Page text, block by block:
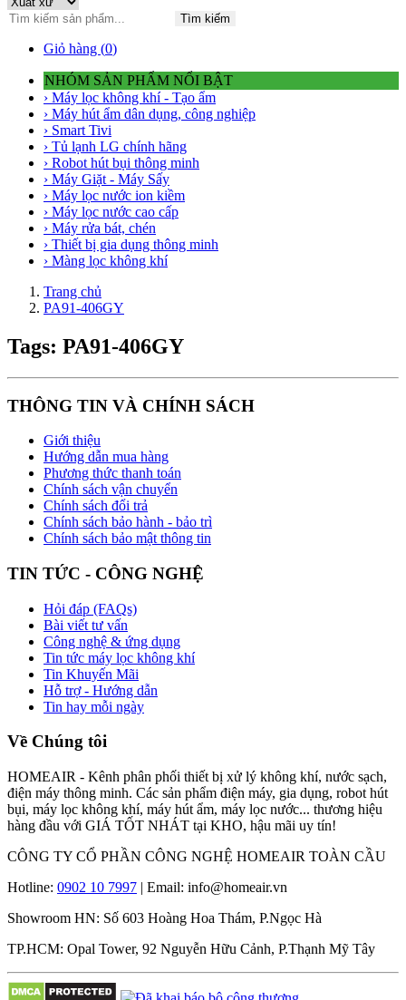
Tìm kiếm
Giỏ hàng (0)
NHÓM SẢN PHẨM NỔI BẬT
› Máy lọc không khí - Tạo ẩm
› Máy hút ẩm dân dụng, công nghiệp
› Smart Tivi
› Tủ lạnh LG chính hãng
› Robot hút bụi thông minh
› Máy Giặt - Máy Sấy
› Máy lọc nước ion kiềm
› Máy lọc nước cao cấp
› Máy rửa bát, chén
› Thiết bị gia dụng thông minh
› Màng lọc không khí
Trang chủ
PA91-406GY
Tags: PA91-406GY
THÔNG TIN VÀ CHÍNH SÁCH
Giới thiệu
Hướng dẫn mua hàng
Phương thức thanh toán
Chính sách vận chuyển
Chính sách đổi trả
Chính sách bảo hành - bảo trì
Chính sách bảo mật thông tin
TIN TỨC - CÔNG NGHỆ
Hỏi đáp (FAQs)
Bài viết tư vấn
Công nghệ & ứng dụng
Tin tức máy lọc không khí
Tin Khuyến Mãi
Hỗ trợ - Hướng dẫn
Tin hay mỗi ngày
Về Chúng tôi
HOMEAIR - Kênh phân phối thiết bị xử lý không khí, nước sạch,
điện máy thông minh. Các sản phẩm điện máy, gia dụng, robot hút
bụi, máy lọc không khí, máy hút ẩm, máy lọc nước... thương hiệu
hàng đầu với GIÁ TỐT NHÁT tại KHO, hậu mãi uy tín!
CÔNG TY CỔ PHẦN CÔNG NGHỆ HOMEAIR TOÀN CẦU
Hotline: 0902 10 7997 | Email: info@homeair.vn
Showroom HN: Số 603 Hoàng Hoa Thám, P.Ngọc Hà
TP.HCM: Opal Tower, 92 Nguyễn Hữu Cảnh, P.Thạnh Mỹ Tây